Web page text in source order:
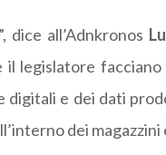
dice all’Adnkronos
il legislatore
digitali e dei dati
dei